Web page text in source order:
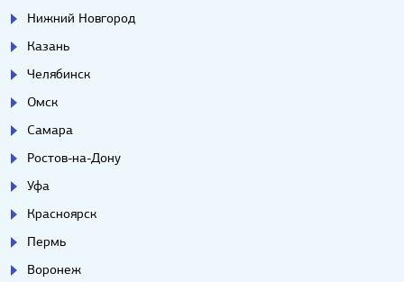
Нижний Новгород
Казань
Челябинск
Омск
Самара
Ростов-на-Дону
Уфа
Красноярск
Пермь
Воронеж